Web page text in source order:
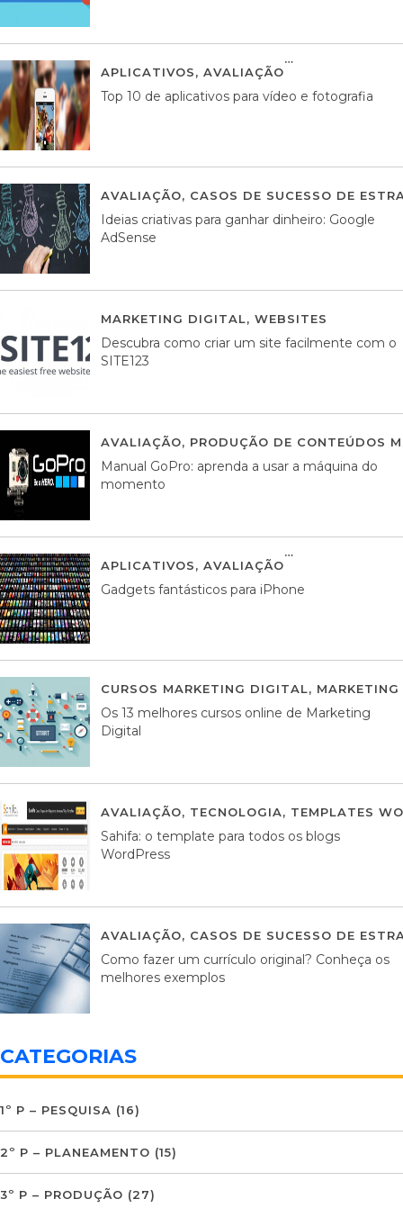
APLICATIVOS, AVALIAÇÃO
Top 10 de aplicativos para vídeo e fotografia
AVALIAÇÃO, CASOS DE SUCESSO DE
Ideias criativas para ganhar dinheiro: Google
AdSense
MARKETING DIGITAL, WEBSITES
Descubra como criar um site facilmente com o
SITE123
AVALIAÇÃO, PRODUÇÃO DE CONTEÚDOS
Manual GoPro: aprenda a usar a máquina do
momento
APLICATIVOS, AVALIAÇÃO
Gadgets fantásticos para iPhone
CURSOS MARKETING DIGITAL,
Os 13 melhores cursos online de Marketing
Digital
AVALIAÇÃO, TECNOLOGIA, TEMPLATES
Sahifa: o template para todos os blogs
WordPress
AVALIAÇÃO, CASOS DE SUCESSO DE
Como fazer um currículo original? Conheça os
melhores exemplos
CATEGORIAS
1º P – PESQUISA (16)
2º P – PLANEAMENTO (15)
3º P – PRODUÇÃO (27)